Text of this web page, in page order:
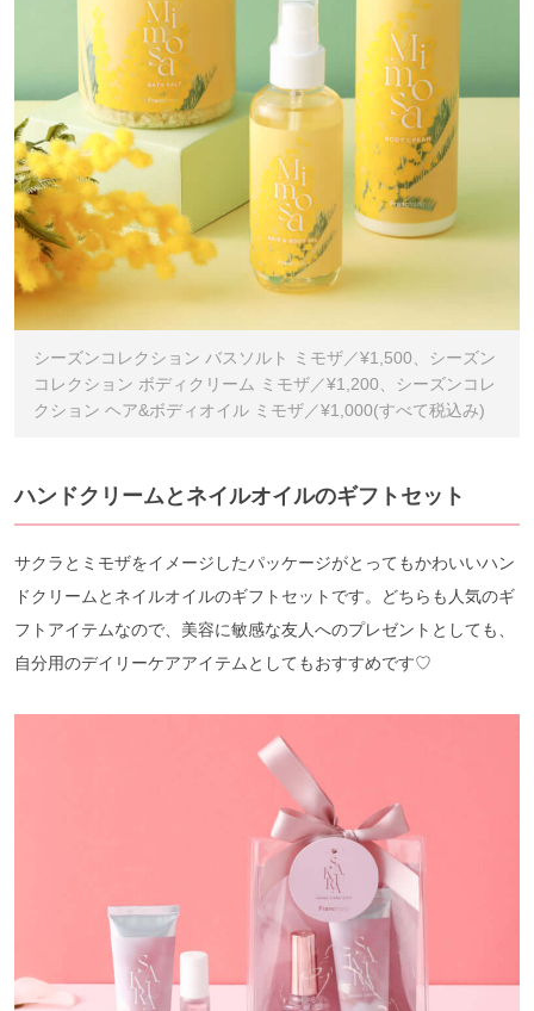
シーズンコレクション バスソルト ミモザ／¥1,500、シーズン
コレクション ボディクリーム ミモザ／¥1,200、シーズンコレ
クション ヘア&ボディオイル ミモザ／¥1,000(すべて税込み)
ハンドクリームとネイルオイルのギフトセット
サクラとミモザをイメージしたパッケージがとってもかわいいハン
ドクリームとネイルオイルのギフトセットです。どちらも人気のギ
フトアイテムなので、美容に敏感な友人へのプレゼントとしても、
自分用のデイリーケアアイテムとしてもおすすめです♡